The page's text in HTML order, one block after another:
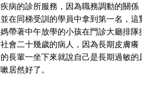
病的診所服務，因為職務調動的關
在同梯受訓的學員中拿到第一名，
帶著中午放學的小孩在門診大廳排
會二十幾歲的病人，因為長期皮膚
長輩一坐下來就說自己是長期過敏
居然好了。